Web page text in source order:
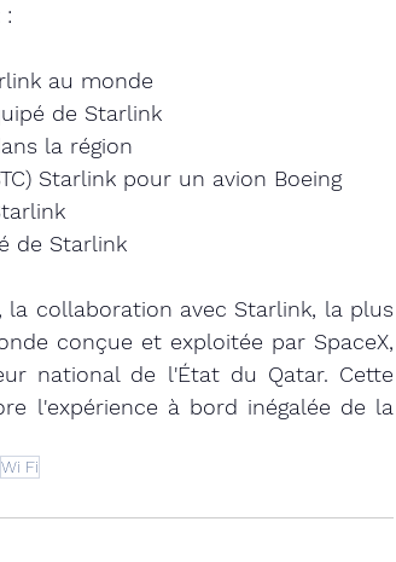
:
au monde
de Starlink
la région
Starlink pour un avion Boeing
de Starlink
la collaboration avec Starlink, la plus
conçue et exploitée par SpaceX,
national de l'État du Qatar. Cette
l'expérience à bord inégalée de la
Wi Fi